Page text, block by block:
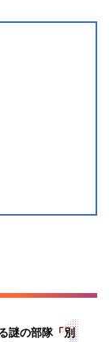
謎の部隊「別